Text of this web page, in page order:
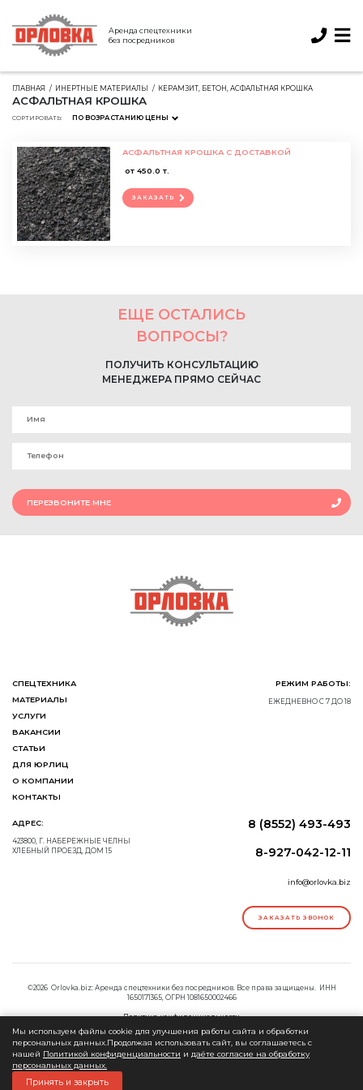
Аренда спецтехники
без посредников
ГЛАВНАЯ ИНЕРТНЫЕ МАТЕРИАЛЫ КЕРАМЗИТ, БЕТОН, АСФАЛЬТНАЯ КРОШКА
АСФАЛЬТНАЯ КРОШКА
СОРТИРОВАТЬ: ПО ВОЗРАСТАНИЮ ЦЕНЫ
АСФАЛЬТНАЯ КРОШКА С ДОСТАВКОЙ
от 450.0 т.
ЗАКАЗАТЬ
ЕЩЕ ОСТАЛИСЬ
ВОПРОСЫ?
ПОЛУЧИТЬ КОНСУЛЬТАЦИЮ
МЕНЕДЖЕРА ПРЯМО СЕЙЧАС
ПЕРЕЗВОНИТЕ МНЕ
СПЕЦТЕХНИКА
МАТЕРИАЛЫ
УСЛУГИ
ВАКАНСИИ
СТАТЬИ
ДЛЯ ЮРЛИЦ
О КОМПАНИИ
КОНТАКТЫ
РЕЖИМ РАБОТЫ:
ЕЖЕДНЕВНО С 7 ДО 18
АДРЕС:
423800, Г. НАБЕРЕЖНЫЕ ЧЕЛНЫ
ХЛЕБНЫЙ ПРОЕЗД, ДОМ 15
8 (8552) 493-493
8-927-042-12-11
info@orlovka.biz
ЗАКАЗАТЬ ЗВОНОК
©2026 Orlovka.biz: Аренда спецтехники без посредников. Все права защищены. ИНН
1650171365, ОГРН 1081650002466
Политика конфиденциальности
Согласие на обработку персональных данных
Мы используем файлы cookie для улучшения работы сайта и обработки
персональных данных.Продолжая использовать сайт, вы соглашаетесь с
нашей Политикой конфиденциальности и даёте согласие на обработку
персональных данных.
Принять и закрыть